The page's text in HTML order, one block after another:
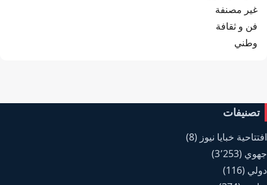
غير مصنفة
فن و ثقافة
وطني
تصنيفات
افتتاحية خبايا نيوز (8)
جهوي (3٬253)
دولي (116)